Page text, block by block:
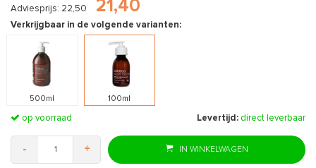
Adviesprijs: 22,50 21,40
Verkrijgbaar in de volgende varianten:
500ml 100ml
op voorraad Levertijd: direct leverbaar
- + IN WINKELWAGEN